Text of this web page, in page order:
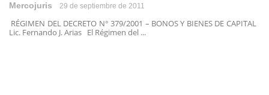
Mercojuris 29 de septiembre de 2011
RÉGIMEN DEL DECRETO N° 379/2001 – BONOS Y BIENES DE CAPITAL
Lic. Fernando J. Arias El Régimen del ...